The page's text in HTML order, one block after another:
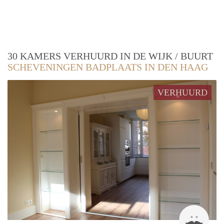
30 KAMERS VERHUURD IN DE WIJK / BUURT
SCHEVENINGEN BADPLAATS IN DEN HAAG
VERHUURD